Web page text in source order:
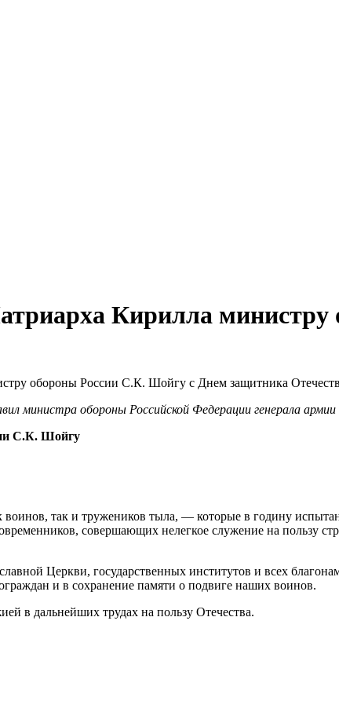
Кирилла
министра обороны Российской Федерации генерала
С.К. Шойгу
так и тружеников тыла, — которые в годину
совершающих нелегкое служение на пользу
Церкви, государственных институтов и всех
и в сохранение памяти о подвиге наших воинов.
в дальнейших трудах на пользу Отечества.